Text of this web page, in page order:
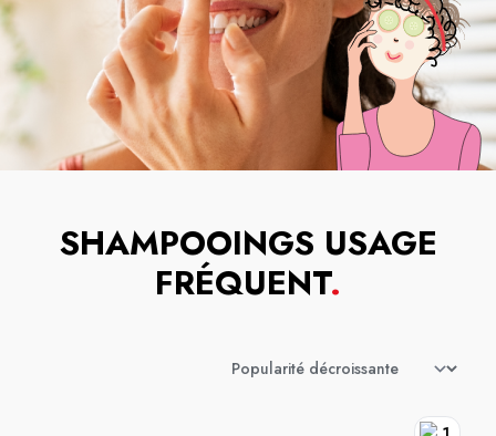
SHAMPOOINGS USAGE
FRÉQUENT.